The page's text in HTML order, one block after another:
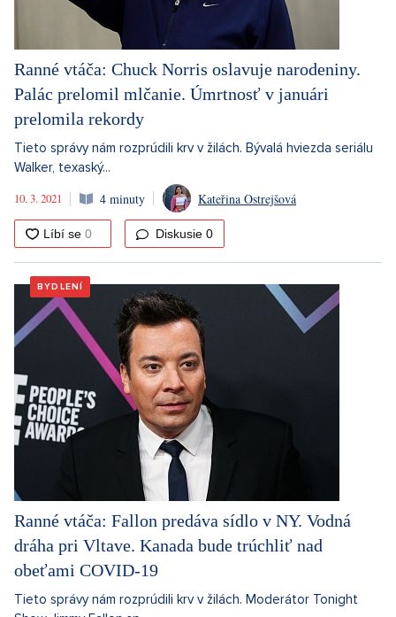
Ranné vtáča: Chuck Norris oslavuje narodeniny.
Palác prelomil mlčanie. Úmrtnosť v januári
prelomila rekordy
Tieto správy nám rozprúdili krv v žilách. Bývalá hviezda seriálu
Walker, texaský...
10. 3. 2021
4 minuty Kateřina Ostrejšová
Diskusie 0
BYDLENÍ
Ranné vtáča: Fallon predáva sídlo v NY. Vodná
dráha pri Vltave. Kanada bude trúchliť nad
obeťami COVID-19
Tieto správy nám rozprúdili krv v žilách. Moderátor Tonight